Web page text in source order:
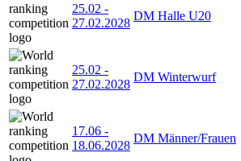
25.02 -
27.02.2028
DM Halle U20
25.02 -
27.02.2028
DM Winterwurf
17.06 -
18.06.2028
DM Männer/Frauen